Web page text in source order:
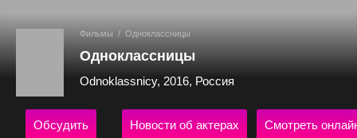
Фильмы / Одноклассницы
Одноклассницы
Odnoklassnicy, 2016, Россия
Обсудить Новости об актерах Смотреть